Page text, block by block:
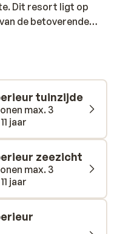
Dit resort ligt op
de betoverende
heerlijke
verschillende
alles om jouw
ruime zwembad of
waterpark met
zich
tot rust in de
een balletje slaan op
fanatiek potje
fijne all-inclusive
waarvan je de hele
en geniet
te bieden heeft!
tuinzijde
max. 3
jaar
zeezicht
max. 3
jaar